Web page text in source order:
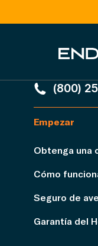
(800)
Empezar
Obtenga una
Cómo
Seguro de
Garantía del